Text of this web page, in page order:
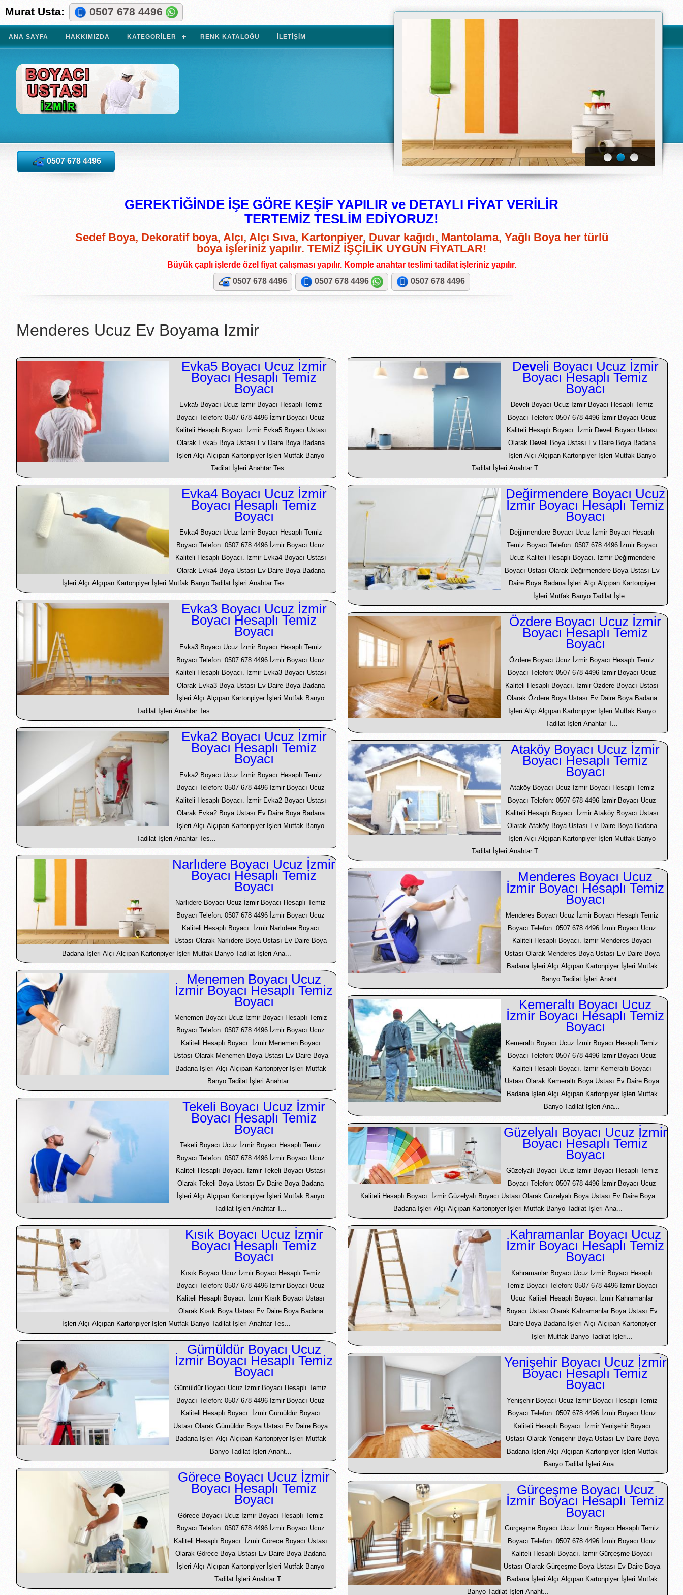
Murat Usta: 0507 678 4496
ANA SAYFA HAKKIMIZDA KATEGORILER RENK KATALOĞU İLETIŞIM
0507 678 4496
GEREKTİĞİNDE İŞE GÖRE KEŞİF YAPILIR ve DETAYLI FİYAT VERİLİR
TERTEMİZ TESLİM EDİYORUZ!
Sedef Boya, Dekoratif boya, Alçı, Alçı Sıva, Kartonpiyer, Duvar kağıdı, Mantolama, Yağlı Boya her türlü
boya işleriniz yapılır. TEMİZ İŞÇİLİK UYGUN FİYATLAR!
Büyük çaplı işlerde özel fiyat çalışması yapılır. Komple anahtar teslimi tadilat işleriniz yapılır.
0507 678 4496
0507 678 4496 0507 678 4496
Menderes Ucuz Ev Boyama Izmir
Evka5 Boyacı Ucuz İzmir
Boyacı Hesaplı Temiz
Boyacı
Evka5 Boyacı Ucuz İzmir Boyacı Hesaplı Temiz
Boyacı Telefon: 0507 678 4496 İzmir Boyacı Ucuz
Kaliteli Hesaplı Boyacı. İzmir Evka5 Boyacı Ustası
Olarak Evka5 Boya Ustası Ev Daire Boya Badana
İşleri Alçı Alçıpan Kartonpiyer İşleri Mutfak Banyo
Tadilat İşleri Anahtar Tes...
Evka4 Boyacı Ucuz İzmir
Boyacı Hesaplı Temiz
Boyacı
Evka4 Boyacı Ucuz İzmir Boyacı Hesaplı Temiz
Boyacı Telefon: 0507 678 4496 İzmir Boyacı Ucuz
Kaliteli Hesaplı Boyacı. İzmir Evka4 Boyacı Ustası
Olarak Evka4 Boya Ustası Ev Daire Boya Badana
İşleri Alçı Alçıpan Kartonpiyer İşleri Mutfak Banyo Tadilat İşleri Anahtar Tes...
Evka3 Boyacı Ucuz İzmir
Boyacı Hesaplı Temiz
Boyacı
Evka3 Boyacı Ucuz İzmir Boyacı Hesaplı Temiz
Boyacı Telefon: 0507 678 4496 İzmir Boyacı Ucuz
Kaliteli Hesaplı Boyacı. İzmir Evka3 Boyacı Ustası
Olarak Evka3 Boya Ustası Ev Daire Boya Badana
İşleri Alçı Alçıpan Kartonpiyer İşleri Mutfak Banyo
Tadilat İşleri Anahtar Tes...
Evka2 Boyacı Ucuz İzmir
Boyacı Hesaplı Temiz
Boyacı
Evka2 Boyacı Ucuz İzmir Boyacı Hesaplı Temiz
Boyacı Telefon: 0507 678 4496 İzmir Boyacı Ucuz
Kaliteli Hesaplı Boyacı. İzmir Evka2 Boyacı Ustası
Olarak Evka2 Boya Ustası Ev Daire Boya Badana
İşleri Alçı Alçıpan Kartonpiyer İşleri Mutfak Banyo
Tadilat İşleri Anahtar Tes...
Narlıdere Boyacı Ucuz İzmir
Boyacı Hesaplı Temiz
Boyacı
Narlıdere Boyacı Ucuz İzmir Boyacı Hesaplı Temiz
Boyacı Telefon: 0507 678 4496 İzmir Boyacı Ucuz
Kaliteli Hesaplı Boyacı. İzmir Narlıdere Boyacı
Ustası Olarak Narlıdere Boya Ustası Ev Daire Boya
Badana İşleri Alçı Alçıpan Kartonpiyer İşleri Mutfak Banyo Tadilat İşleri Ana...
Menemen Boyacı Ucuz
İzmir Boyacı Hesaplı Temiz
Boyacı
Menemen Boyacı Ucuz İzmir Boyacı Hesaplı Temiz
Boyacı Telefon: 0507 678 4496 İzmir Boyacı Ucuz
Kaliteli Hesaplı Boyacı. İzmir Menemen Boyacı
Ustası Olarak Menemen Boya Ustası Ev Daire Boya
Badana İşleri Alçı Alçıpan Kartonpiyer İşleri Mutfak
Banyo Tadilat İşleri Anahtar...
Tekeli Boyacı Ucuz İzmir
Boyacı Hesaplı Temiz
Boyacı
Tekeli Boyacı Ucuz İzmir Boyacı Hesaplı Temiz
Boyacı Telefon: 0507 678 4496 İzmir Boyacı Ucuz
Kaliteli Hesaplı Boyacı. İzmir Tekeli Boyacı Ustası
Olarak Tekeli Boya Ustası Ev Daire Boya Badana
İşleri Alçı Alçıpan Kartonpiyer İşleri Mutfak Banyo
Tadilat İşleri Anahtar T...
Kısık Boyacı Ucuz İzmir
Boyacı Hesaplı Temiz
Boyacı
Kısık Boyacı Ucuz İzmir Boyacı Hesaplı Temiz
Boyacı Telefon: 0507 678 4496 İzmir Boyacı Ucuz
Kaliteli Hesaplı Boyacı. İzmir Kısık Boyacı Ustası
Olarak Kısık Boya Ustası Ev Daire Boya Badana
İşleri Alçı Alçıpan Kartonpiyer İşleri Mutfak Banyo Tadilat İşleri Anahtar Tes...
Gümüldür Boyacı Ucuz
İzmir Boyacı Hesaplı Temiz
Boyacı
Gümüldür Boyacı Ucuz İzmir Boyacı Hesaplı Temiz
Boyacı Telefon: 0507 678 4496 İzmir Boyacı Ucuz
Kaliteli Hesaplı Boyacı. İzmir Gümüldür Boyacı
Ustası Olarak Gümüldür Boya Ustası Ev Daire Boya
Badana İşleri Alçı Alçıpan Kartonpiyer İşleri Mutfak
Banyo Tadilat İşleri Anaht...
Görece Boyacı Ucuz İzmir
Boyacı Hesaplı Temiz
Boyacı
Görece Boyacı Ucuz İzmir Boyacı Hesaplı Temiz
Boyacı Telefon: 0507 678 4496 İzmir Boyacı Ucuz
Kaliteli Hesaplı Boyacı. İzmir Görece Boyacı Ustası
Olarak Görece Boya Ustası Ev Daire Boya Badana
İşleri Alçı Alçıpan Kartonpiyer İşleri Mutfak Banyo
Tadilat İşleri Anahtar T...
Develi Boyacı Ucuz İzmir
Boyacı Hesaplı Temiz
Boyacı
Develi Boyacı Ucuz İzmir Boyacı Hesaplı Temiz
Boyacı Telefon: 0507 678 4496 İzmir Boyacı Ucuz
Kaliteli Hesaplı Boyacı. İzmir Develi Boyacı Ustası
Olarak Develi Boya Ustası Ev Daire Boya Badana
İşleri Alçı Alçıpan Kartonpiyer İşleri Mutfak Banyo
Tadilat İşleri Anahtar T...
Değirmendere Boyacı Ucuz
İzmir Boyacı Hesaplı Temiz
Boyacı
Değirmendere Boyacı Ucuz İzmir Boyacı Hesaplı
Temiz Boyacı Telefon: 0507 678 4496 İzmir Boyacı
Ucuz Kaliteli Hesaplı Boyacı. İzmir Değirmendere
Boyacı Ustası Olarak Değirmendere Boya Ustası Ev
Daire Boya Badana İşleri Alçı Alçıpan Kartonpiyer
İşleri Mutfak Banyo Tadilat İşle...
Özdere Boyacı Ucuz İzmir
Boyacı Hesaplı Temiz
Boyacı
Özdere Boyacı Ucuz İzmir Boyacı Hesaplı Temiz
Boyacı Telefon: 0507 678 4496 İzmir Boyacı Ucuz
Kaliteli Hesaplı Boyacı. İzmir Özdere Boyacı Ustası
Olarak Özdere Boya Ustası Ev Daire Boya Badana
İşleri Alçı Alçıpan Kartonpiyer İşleri Mutfak Banyo
Tadilat İşleri Anahtar T...
Ataköy Boyacı Ucuz İzmir
Boyacı Hesaplı Temiz
Boyacı
Ataköy Boyacı Ucuz İzmir Boyacı Hesaplı Temiz
Boyacı Telefon: 0507 678 4496 İzmir Boyacı Ucuz
Kaliteli Hesaplı Boyacı. İzmir Ataköy Boyacı Ustası
Olarak Ataköy Boya Ustası Ev Daire Boya Badana
İşleri Alçı Alçıpan Kartonpiyer İşleri Mutfak Banyo
Tadilat İşleri Anahtar T...
Menderes Boyacı Ucuz
İzmir Boyacı Hesaplı Temiz
Boyacı
Menderes Boyacı Ucuz İzmir Boyacı Hesaplı Temiz
Boyacı Telefon: 0507 678 4496 İzmir Boyacı Ucuz
Kaliteli Hesaplı Boyacı. İzmir Menderes Boyacı
Ustası Olarak Menderes Boya Ustası Ev Daire Boya
Badana İşleri Alçı Alçıpan Kartonpiyer İşleri Mutfak
Banyo Tadilat İşleri Anaht...
Kemeraltı Boyacı Ucuz
İzmir Boyacı Hesaplı Temiz
Boyacı
Kemeraltı Boyacı Ucuz İzmir Boyacı Hesaplı Temiz
Boyacı Telefon: 0507 678 4496 İzmir Boyacı Ucuz
Kaliteli Hesaplı Boyacı. İzmir Kemeraltı Boyacı
Ustası Olarak Kemeraltı Boya Ustası Ev Daire Boya
Badana İşleri Alçı Alçıpan Kartonpiyer İşleri Mutfak
Banyo Tadilat İşleri Ana...
Güzelyalı Boyacı Ucuz İzmir
Boyacı Hesaplı Temiz
Boyacı
Güzelyalı Boyacı Ucuz İzmir Boyacı Hesaplı Temiz
Boyacı Telefon: 0507 678 4496 İzmir Boyacı Ucuz
Kaliteli Hesaplı Boyacı. İzmir Güzelyalı Boyacı Ustası Olarak Güzelyalı Boya Ustası Ev Daire Boya
Badana İşleri Alçı Alçıpan Kartonpiyer İşleri Mutfak Banyo Tadilat İşleri Ana...
Kahramanlar Boyacı Ucuz
İzmir Boyacı Hesaplı Temiz
Boyacı
Kahramanlar Boyacı Ucuz İzmir Boyacı Hesaplı
Temiz Boyacı Telefon: 0507 678 4496 İzmir Boyacı
Ucuz Kaliteli Hesaplı Boyacı. İzmir Kahramanlar
Boyacı Ustası Olarak Kahramanlar Boya Ustası Ev
Daire Boya Badana İşleri Alçı Alçıpan Kartonpiyer
İşleri Mutfak Banyo Tadilat İşleri...
Yenişehir Boyacı Ucuz İzmir
Boyacı Hesaplı Temiz
Boyacı
Yenişehir Boyacı Ucuz İzmir Boyacı Hesaplı Temiz
Boyacı Telefon: 0507 678 4496 İzmir Boyacı Ucuz
Kaliteli Hesaplı Boyacı. İzmir Yenişehir Boyacı
Ustası Olarak Yenişehir Boya Ustası Ev Daire Boya
Badana İşleri Alçı Alçıpan Kartonpiyer İşleri Mutfak
Banyo Tadilat İşleri Ana...
Gürçeşme Boyacı Ucuz
İzmir Boyacı Hesaplı Temiz
Boyacı
Gürçeşme Boyacı Ucuz İzmir Boyacı Hesaplı Temiz
Boyacı Telefon: 0507 678 4496 İzmir Boyacı Ucuz
Kaliteli Hesaplı Boyacı. İzmir Gürçeşme Boyacı
Ustası Olarak Gürçeşme Boya Ustası Ev Daire Boya
Badana İşleri Alçı Alçıpan Kartonpiyer İşleri Mutfak
Banyo Tadilat İşleri Anaht...